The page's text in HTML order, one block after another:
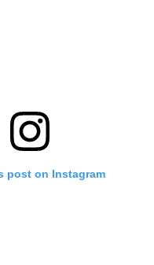
post on Instagram